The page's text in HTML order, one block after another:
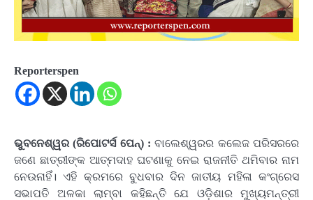
Reporterspen
ଭୁବନେଶ୍ୱର (ରିପୋଟର୍ସ ପେନ୍‌) :ବାଲେଶ୍ୱରର କଲେଜ ପରିସରରେ
ଜଣେ ଛାତ୍ରୀଙ୍କ ଆତ୍ମଦାହ ଘଟଣାକୁ ନେଇ ରାଜନୀତି ଥମିବାର ନାମ
ନେଉନାହିଁ। ଏହି କ୍ରମରେ ବୁଧବାର ଦିନ ଜାତୀୟ ମହିଳା କଂଗ୍ରେସ
ସଭାପତି ଅଳକା ଲାମ୍ବା କହିଛନ୍ତି ଯେ ଓଡ଼ିଶାର ମୁଖ୍ୟମନ୍ତ୍ରୀ